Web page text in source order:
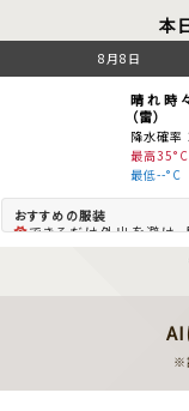
本
8月8日
晴れ時
（雷）
降水確率
最高35°C
最低--°C
できるだけ外出を避け
は冷房を。
夜も蒸し暑く過ごしづら
対策）、帽子、日傘、冷
帽子、薄手の羽織物（
AI
※